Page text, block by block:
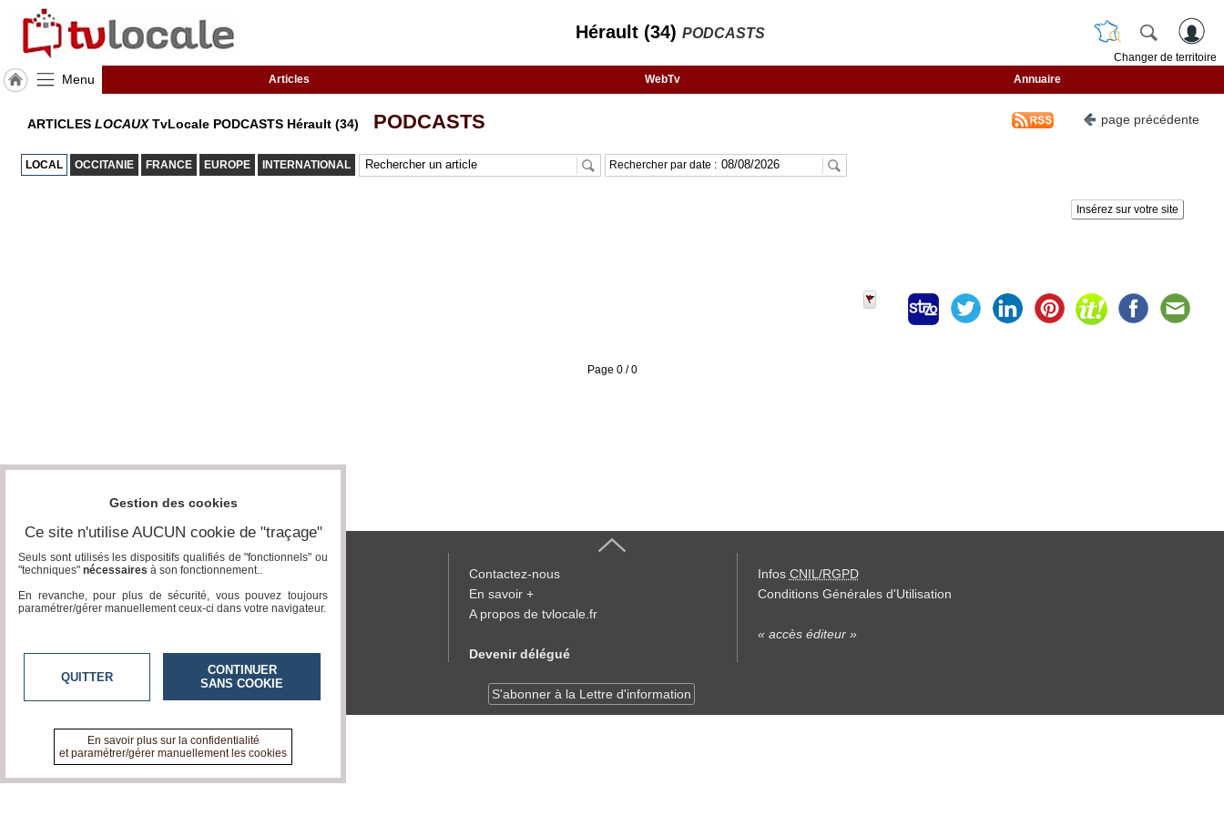
Hérault (34) PODCASTS
Changer de territoire
Menu Articles WebTv Annuaire
ACCUEIL
Prémium
Inscription
annuaire
pro
ARTICLES LOCAUXTvLocale PODCASTS Hérault (34) PODCASTS page précédente
LOCAL OCCITANIE FRANCE EUROPE INTERNATIONAL Rechercher par date :
Insérez sur votre site
Page 0 / 0
tvlocale.fr
Contactez-nous
En savoir +
A propos de tvlocale.fr
Devenir délégué
S'abonner à la Lettre d'information
Infos CNIL/RGPD
Conditions Générales d'Utilisation
« accès éditeur »
Gestion des cookies
Ce site n'utilise AUCUN cookie de "traçage"
Seuls sont utilisés les dispositifs qualifiés de "fonctionnels" ou
"techniques" nécessaires à son fonctionnement..
En revanche, pour plus de sécurité, vous pouvez toujours
paramétrer/gérer manuellement ceux-ci dans votre navigateur.
QUITTER
CONTINUER
SANS COOKIE
En savoir plus sur la confidentialité
et paramétrer/gérer manuellement les cookies